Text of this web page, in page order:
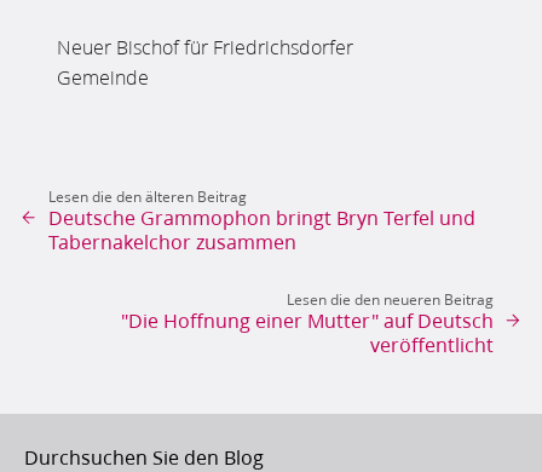
Neuer Bischof für Friedrichsdorfer
Gemeinde
Lesen die den älteren Beitrag
Deutsche Grammophon bringt Bryn Terfel und
Tabernakelchor zusammen
Lesen die den neueren Beitrag
"Die Hoffnung einer Mutter" auf Deutsch
veröffentlicht
Durchsuchen Sie den Blog